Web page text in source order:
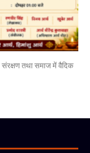
संरक्षण तथा समाज में वैदिक